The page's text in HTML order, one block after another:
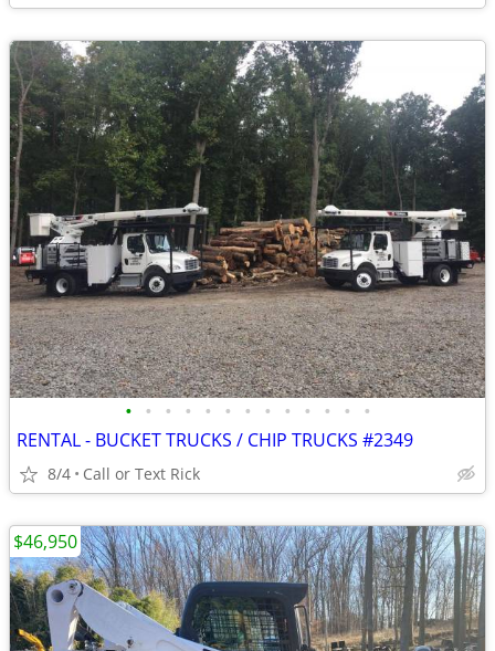
• • • • • • • • • • • • •
RENTAL - BUCKET TRUCKS / CHIP TRUCKS #2349
8/4 Call or Text Rick
$46,950